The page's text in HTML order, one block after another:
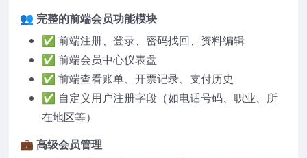
👥 完整的前端会员功能模块
✅ 前端注册、登录、密码找回、资料编辑
✅ 前端会员中心仪表盘
✅ 前端查看账单、开票记录、支付历史
✅ 自定义用户注册字段（如电话号码、职业、所
在地区等）
💼 高级会员管理